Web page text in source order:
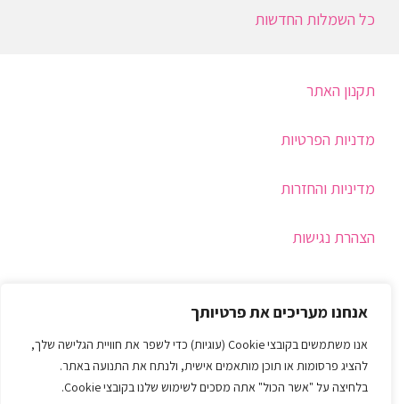
אנחנו מעריכים את פרטיותך
אנו משתמשים בקובצי Cookie (עוגיות) כדי לשפר את חוויית הגלישה שלך,
להציג פרסומות או תוכן מותאמים אישית, ולנתח את התנועה באתר.
בלחיצה על "אשר הכול" אתה מסכים לשימוש שלנו בקובצי Cookie.
כל השמלות החדשות
תקנון האתר
מדניות הפרטיות
מדיניות והחזרות
הצהרת נגישות
צור קשר